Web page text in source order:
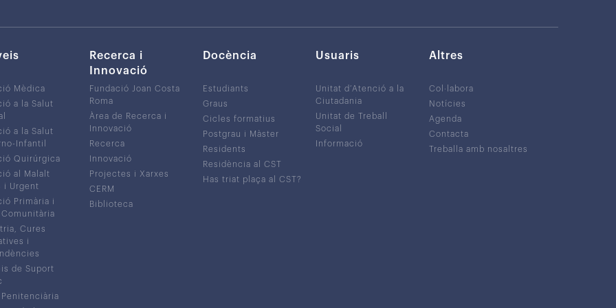
Mèdica
a la Salut
a la Salut
Infantil
Quirúrgica
al Malalt
i Urgent
Primària i
Cures
i
de Suport
Recerca i
Innovació
Fundació Joan Costa
Roma
Àrea de Recerca i
Innovació
Recerca
Innovació
Projectes i Xarxes
CERM
Biblioteca
Docència
Estudiants
Graus
Cicles formatius
Postgrau i Màster
Residents
Residència al CST
Has triat plaça al CST?
Usuaris
Unitat d’Atenció a la
Ciutadania
Unitat de Treball
Social
Informació
Altres
Col·labora
Notícies
Agenda
Contacta
Treballa amb nosaltres